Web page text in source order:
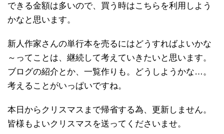
できる金額は多いので、買う時はこちらを利用しよう
かなと思います。
新人作家さんの単行本を売るにはどうすればよいかな
～ってことは、継続して考えていきたいと思います。
ブログの紹介とか、一覧作りも。どうしようかな…。
考えることがいっぱいですね。
本日からクリスマスまで帰省する為、更新しません。
皆様もよいクリスマスを送ってくださいませ。